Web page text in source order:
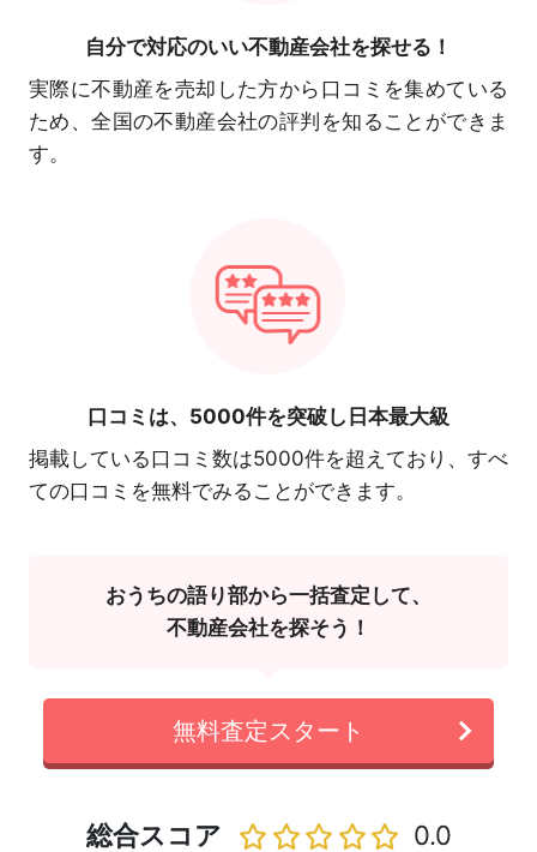
自分で対応のいい不動産会社を探せる！
実際に不動産を売却した方から口コミを集めている
ため、全国の不動産会社の評判を知ることができま
す。
口コミは、 5000件を突破し日本最大級
掲載している口コミ数は5000件を超えており、すべ
ての口コミを無料でみることができます。
おうちの語り部から一括査定して、
不動産会社を探そう！
無料査定スタート
総合スコア 0.0